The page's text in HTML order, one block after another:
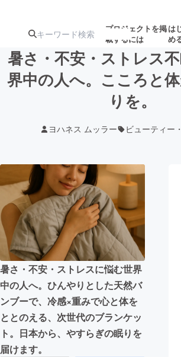
プロジェクトを掲
載するには
は
め
注目の新着プロ
テクノロジー・ガジェット
映像・映画
ビジネス・起業
まちづくり・地域活性化
CAMPFIRE for Social Good
CAMPFIREふるさと納税 machi-ya
暑さ・不安・ストレス
界中の人へ。こころと
りを。
ヨハネス ムッラー ビューティー
暑さ・不安・ストレスに悩む世界
中の人へ。ひんやりとした天然バ
ンブーで、冷感×重みで心と体を
ととのえる、次世代のブランケッ
ト。日本から、やすらぎの眠りを
届けます。